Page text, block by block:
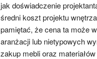
jak doświadczenie
średni koszt projektu
pamiętać, że cena ta może
aranżacji lub nietypowych
zakup mebli oraz